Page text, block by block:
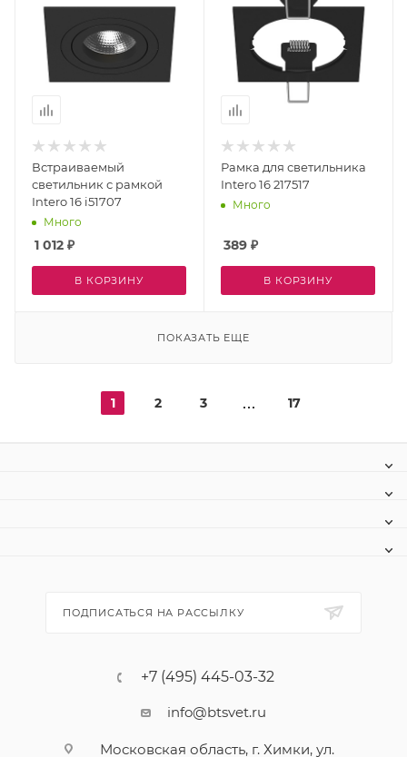
Встраиваемый
светильник с рамкой
Intero 16 i51707
Много
1 012 ₽
В КОРЗИНУ
Рамка для светильника
Intero 16 217517
Много
389 ₽
В КОРЗИНУ
ПОКАЗАТЬ ЕЩЕ
1 2 3 17
ПОДПИСАТЬСЯ НА РАССЫЛКУ
+7 (495) 445-03-32
info@btsvet.ru
Московская область, г. Химки, ул.